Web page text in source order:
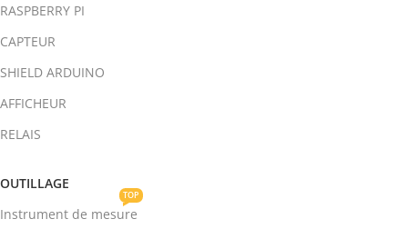
RASPBERRY PI
CAPTEUR
SHIELD ARDUINO
AFFICHEUR
RELAIS
OUTILLAGE
Instrument de mesure
TOP